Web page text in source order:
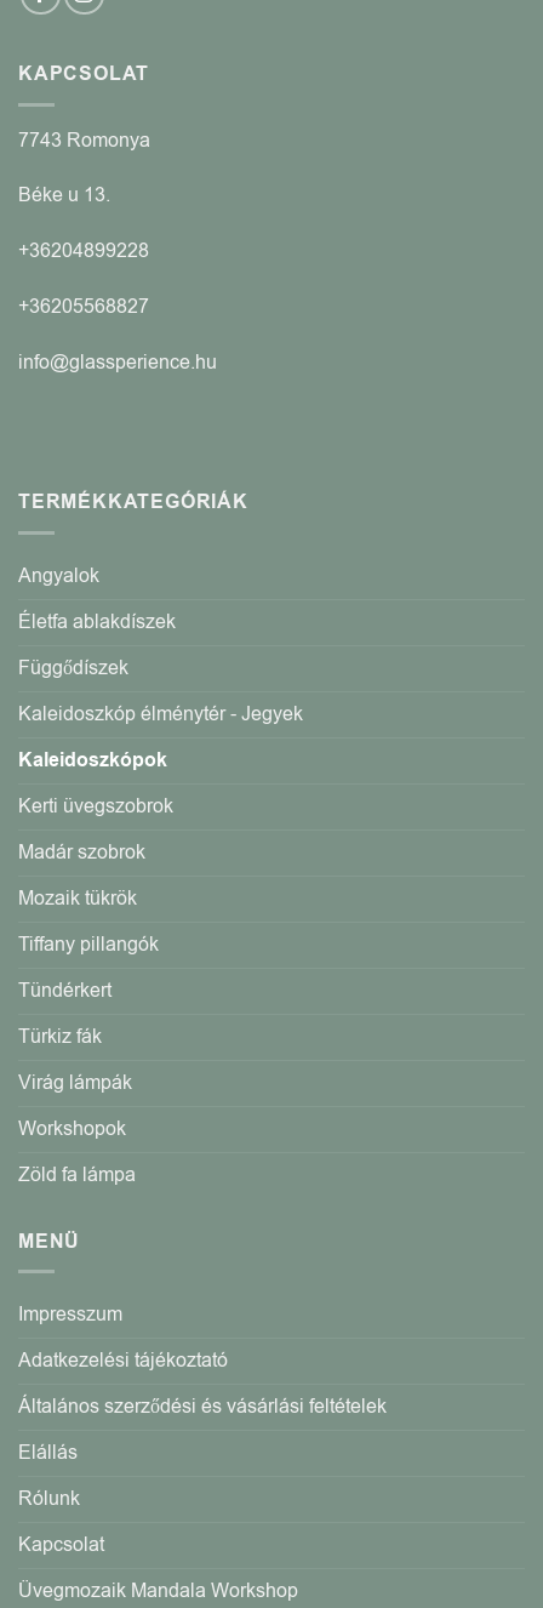
KAPCSOLAT
7743 Romonya
Béke u 13.
+36204899228
+36205568827
info@glassperience.hu
TERMÉKKATEGÓRIÁK
Angyalok
Életfa ablakdíszek
Függődíszek
Kaleidoszkóp élménytér - Jegyek
Kaleidoszkópok
Kerti üvegszobrok
Madár szobrok
Mozaik tükrök
Tiffany pillangók
Tündérkert
Türkiz fák
Virág lámpák
Workshopok
Zöld fa lámpa
MENÜ
Impresszum
Adatkezelési tájékoztató
Általános szerződési és vásárlási feltételek
Elállás
Rólunk
Kapcsolat
Üvegmozaik Mandala Workshop